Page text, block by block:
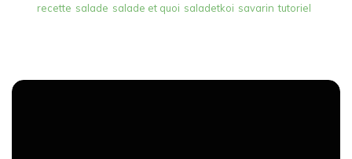
recette salade salade et quoi saladetkoi savarin tutoriel